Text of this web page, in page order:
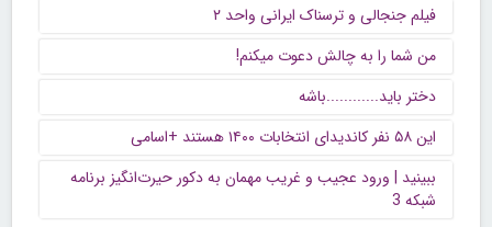
فیلم جنجالی و ترسناک ایرانی واحد ۲
من شما را به چالش دعوت میکنم!
دختر باید............باشه
این ۵۸ نفر کاندیدای انتخابات ۱۴۰۰ هستند +اسامی
ببینید | ورود عجیب و غریب مهمان به دکور حیرت‌انگیز برنامه
شبکه 3